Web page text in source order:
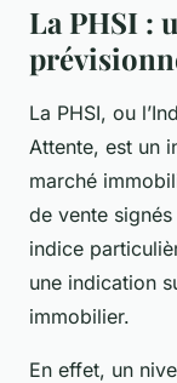
La PHSI :
La PHSI, ou
Attente, est un
marché
de vente
indice
une indication
immobilier.
En effet, un